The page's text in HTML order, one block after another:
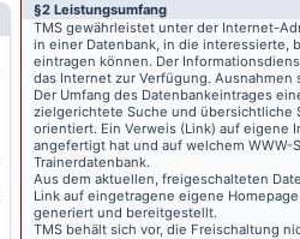
§2 Leistungsumfang
TMS gewährleistet unter der Internet-
in einer Datenbank, in die interessierte,
eintragen können. Der
das Internet zur Verfügung.
Der Umfang des Datenbankeintrages
zielgerichtete Suche und übersichtliche
orientiert. Ein Verweis (Link) auf eigene
angefertigt hat und auf welchem
Trainerdatenbank.
Aus dem aktuellen, freigeschalteten
Link auf eingetragene eigene
generiert und bereitgestellt.
TMS behält sich vor, die Freischaltung